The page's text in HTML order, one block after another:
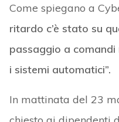
Come spiegano a
ritardo c’è stato su
passaggio a
i sistemi automatici”.
In mattinata del 23